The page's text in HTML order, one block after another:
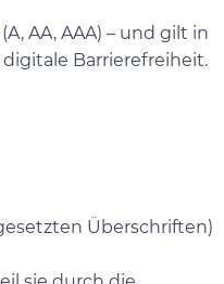
AA, AAA) – und gilt in
Barrierefreiheit.
Überschriften)